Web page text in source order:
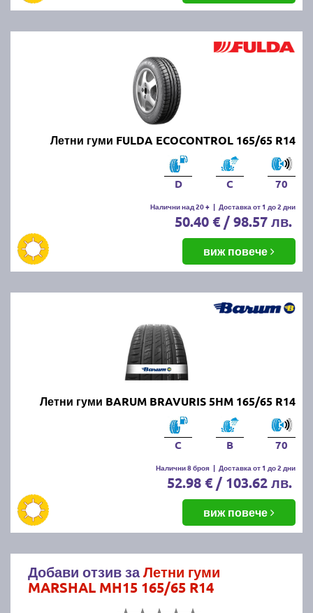
Летни гуми FULDA ECOCONTROL 165/65 R14
D C 70
Налични над 20 + | Доставка от 1 до 2 дни
50.40 € / 98.57 лв.
виж повече
Летни гуми BARUM BRAVURIS 5HM 165/65 R14
C B 70
Налични 8 броя | Доставка от 1 до 2 дни
52.98 € / 103.62 лв.
виж повече
Добави отзив заЛетни гуми
MARSHAL MH15 165/65 R14